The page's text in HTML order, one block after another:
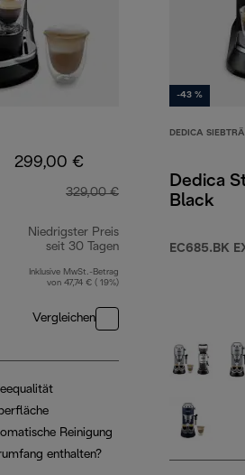
299,00 €
329,00 €
Niedrigster Preis
seit 30 Tagen
Inklusive MwSt.-Betrag
von 47,74 € ( 19%)
Vergleichen
Reinigung
enthalten?
-43 %
DEDICA
Dedica
Black
EC685.BK